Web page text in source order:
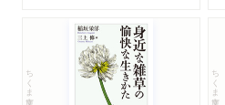
ちくま文庫 ちくま文庫